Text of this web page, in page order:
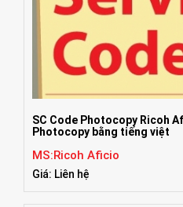
SC Code Photocopy Ricoh
Photocopy bằng tiếng việt
MS:Ricoh Aficio
Giá: Liên hệ